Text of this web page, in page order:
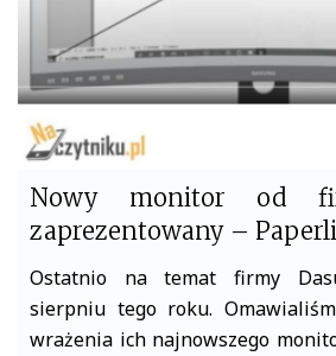
Nowy monitor od
zaprezentowany –
Ostatnio na temat firmy
sierpniu tego roku.
wrażenia ich najnowszego